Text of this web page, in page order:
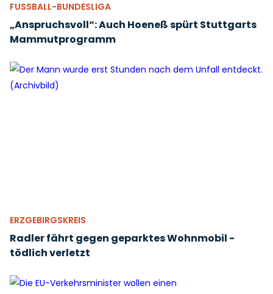
FUSSBALL-BUNDESLIGA
„Anspruchsvoll“: Auch Hoeneß spürt Stuttgarts
Mammutprogramm
ERZGEBIRGSKREIS
Radler fährt gegen geparktes Wohnmobil -
tödlich verletzt